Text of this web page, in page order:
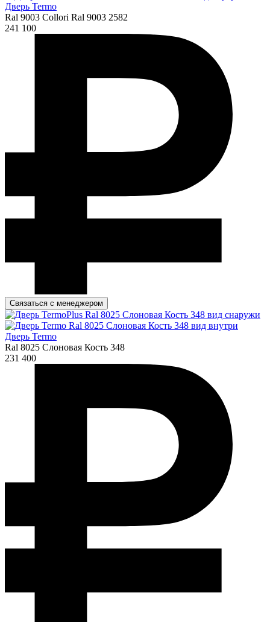
Дверь Termo
Ral 9003 Collori Ral 9003 2582
241 100
Связаться с менеджером
Дверь Termo
Ral 8025 Слоновая Кость 348
231 400